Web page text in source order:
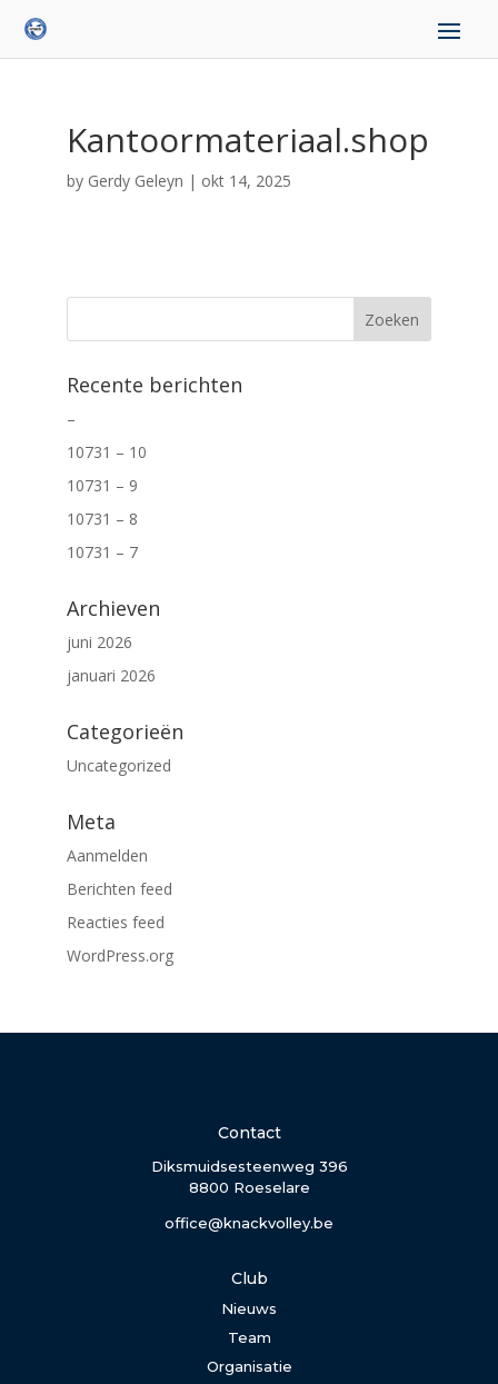
Kantoormateriaal.shop
by Gerdy Geleyn | okt 14, 2025
Recente berichten
–
10731 – 10
10731 – 9
10731 – 8
10731 – 7
Archieven
juni 2026
januari 2026
Categorieën
Uncategorized
Meta
Aanmelden
Berichten feed
Reacties feed
WordPress.org
Contact
Diksmuidsesteenweg 396
8800 Roeselare
office@knackvolley.be
Club
Nieuws
Team
Organisatie